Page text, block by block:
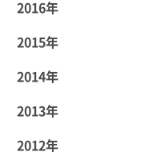
2016年
2015年
2014年
2013年
2012年